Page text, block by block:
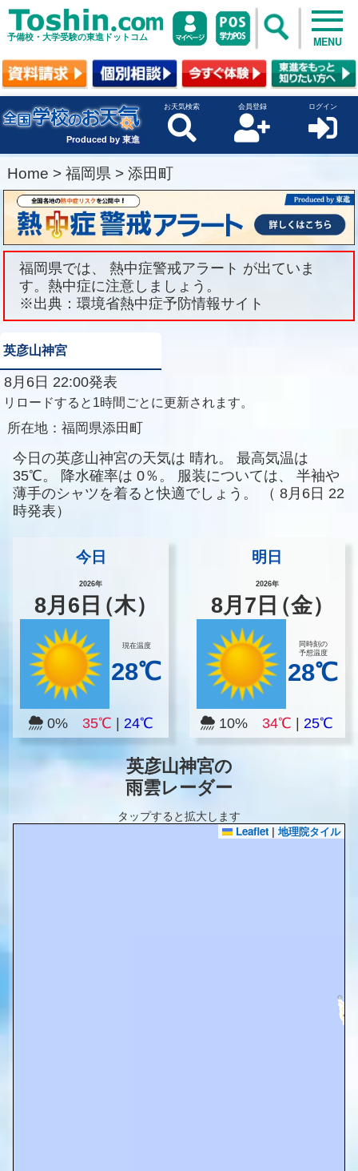
予備校・大学受験の東進ドットコム MENU
Produced by 東進
お天気検索 会員登録 ログイン
Home > 福岡県 > 添田町
福岡県では、 熱中症警戒アラート が出ていま
す。熱中症に注意しましょう。
※出典：環境省熱中症予防情報サイト
英彦山神宮
8月6日 22:00発表
リロードすると1時間ごとに更新されます。
所在地： 福岡県添田町
今日の英彦山神宮の天気は 晴れ。
最高気温は
35℃。
降水確率は 0％。 服装については、
半袖や
薄手のシャツを着ると快適でしょう。
（ 8月6日 22
時発表）
今日
2026年
8月 6 日（木）
現在温度
28℃
0% 35℃ 24℃
明日
2026年
8月 7 日（金）
同時刻の
予想温度
28℃
10%34℃ |25℃
英彦山神宮の
雨雲レーダー
タップすると拡大します
Leaflet | 地理院タイル